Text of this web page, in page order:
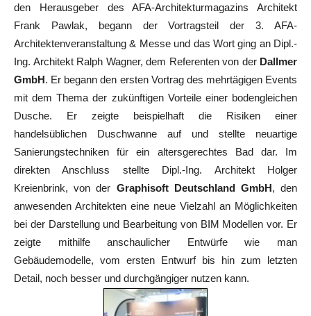
den Herausgeber des AFA-Architekturmagazins Architekt
Frank Pawlak, begann der Vortragsteil der 3. AFA-
Architektenveranstaltung & Messe und das Wort ging an Dipl.-
Ing. Architekt Ralph Wagner, dem Referenten von der Dallmer
GmbH. Er begann den ersten Vortrag des mehrtägigen Events
mit dem Thema der zukünftigen Vorteile einer bodengleichen
Dusche. Er zeigte beispielhaft die Risiken einer
handelsüblichen Duschwanne auf und stellte neuartige
Sanierungstechniken für ein altersgerechtes Bad dar. Im
direkten Anschluss stellte Dipl.-Ing. Architekt Holger
Kreienbrink, von der Graphisoft Deutschland GmbH, den
anwesenden Architekten eine neue Vielzahl an Möglichkeiten
bei der Darstellung und Bearbeitung von BIM Modellen vor. Er
zeigte mithilfe anschaulicher Entwürfe wie man
Gebäudemodelle, vom ersten Entwurf bis hin zum letzten
Detail, noch besser und durchgängiger nutzen kann.